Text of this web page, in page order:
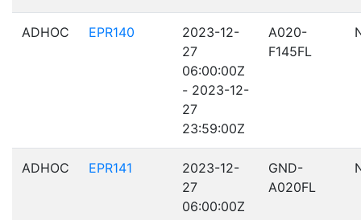
ADHOC EPR140
2023-12-
27
06:00:00Z
- 2023-12-
27
23:59:00Z
A020-
F145FL
ADHOC EPR141
2023-12-
27
06:00:00Z
GND-
A020FL